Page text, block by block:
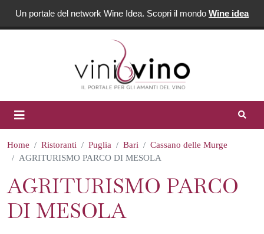
Un portale del network Wine Idea. Scopri il mondo Wine idea
Home Ristoranti Puglia Bari
Cassano delle Murge
AGRITURISMO PARCO DI MESOLA
AGRITURISMO PARCO
DI MESOLA